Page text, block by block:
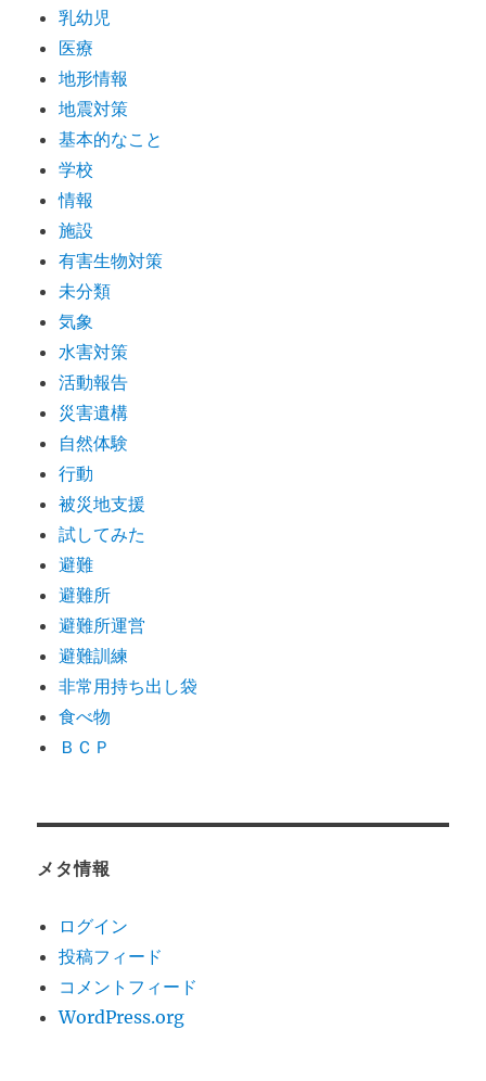
乳幼児
医療
地形情報
地震対策
基本的なこと
学校
情報
施設
有害生物対策
未分類
気象
水害対策
活動報告
災害遺構
自然体験
行動
被災地支援
試してみた
避難
避難所
避難所運営
避難訓練
非常用持ち出し袋
食べ物
ＢＣＰ
メタ情報
ログイン
投稿フィード
コメントフィード
WordPress.org